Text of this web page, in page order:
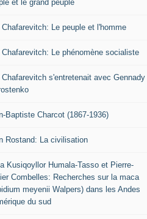
et le grand peuple
Chafarevitch: Le peuple et l'homme
Chafarevitch: Le phénomène socialiste
Chafarevitch s'entretenait avec Gennady
Baptiste Charcot (1867-1936)
Rostand: La civilisation
Kusiqoyllor Humala-Tasso et Pierre-
Combelles: Recherches sur la maca
meyenii Walpers) dans les Andes
du sud